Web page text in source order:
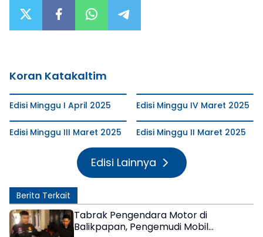
Koran Katakaltim
Edisi Minggu I April 2025 Edisi Minggu IV Maret 2025
Edisi Minggu III Maret 2025 Edisi Minggu II Maret 2025
Edisi Lainnya
Berita Terkait
Tabrak Pengendara Motor di
Balikpapan, Pengemudi Mobil